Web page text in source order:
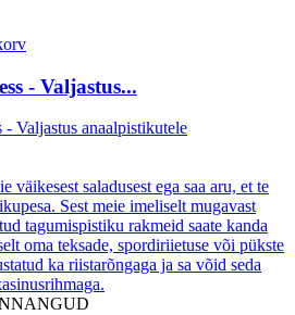
- Valjastus...
väikesest saladusest ega saa aru, et te
Sest meie imeliselt mugavast
tagumispistiku rakmeid saate kanda
oma teksade, spordiriietuse või pükste
ka riistarõngaga ja sa võid seda